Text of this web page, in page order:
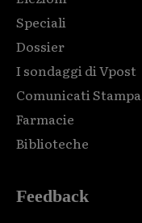
Speciali
Dossier
I sondaggi di Vpost
Comunicati Stampa
Farmacie
Biblioteche
Feedback